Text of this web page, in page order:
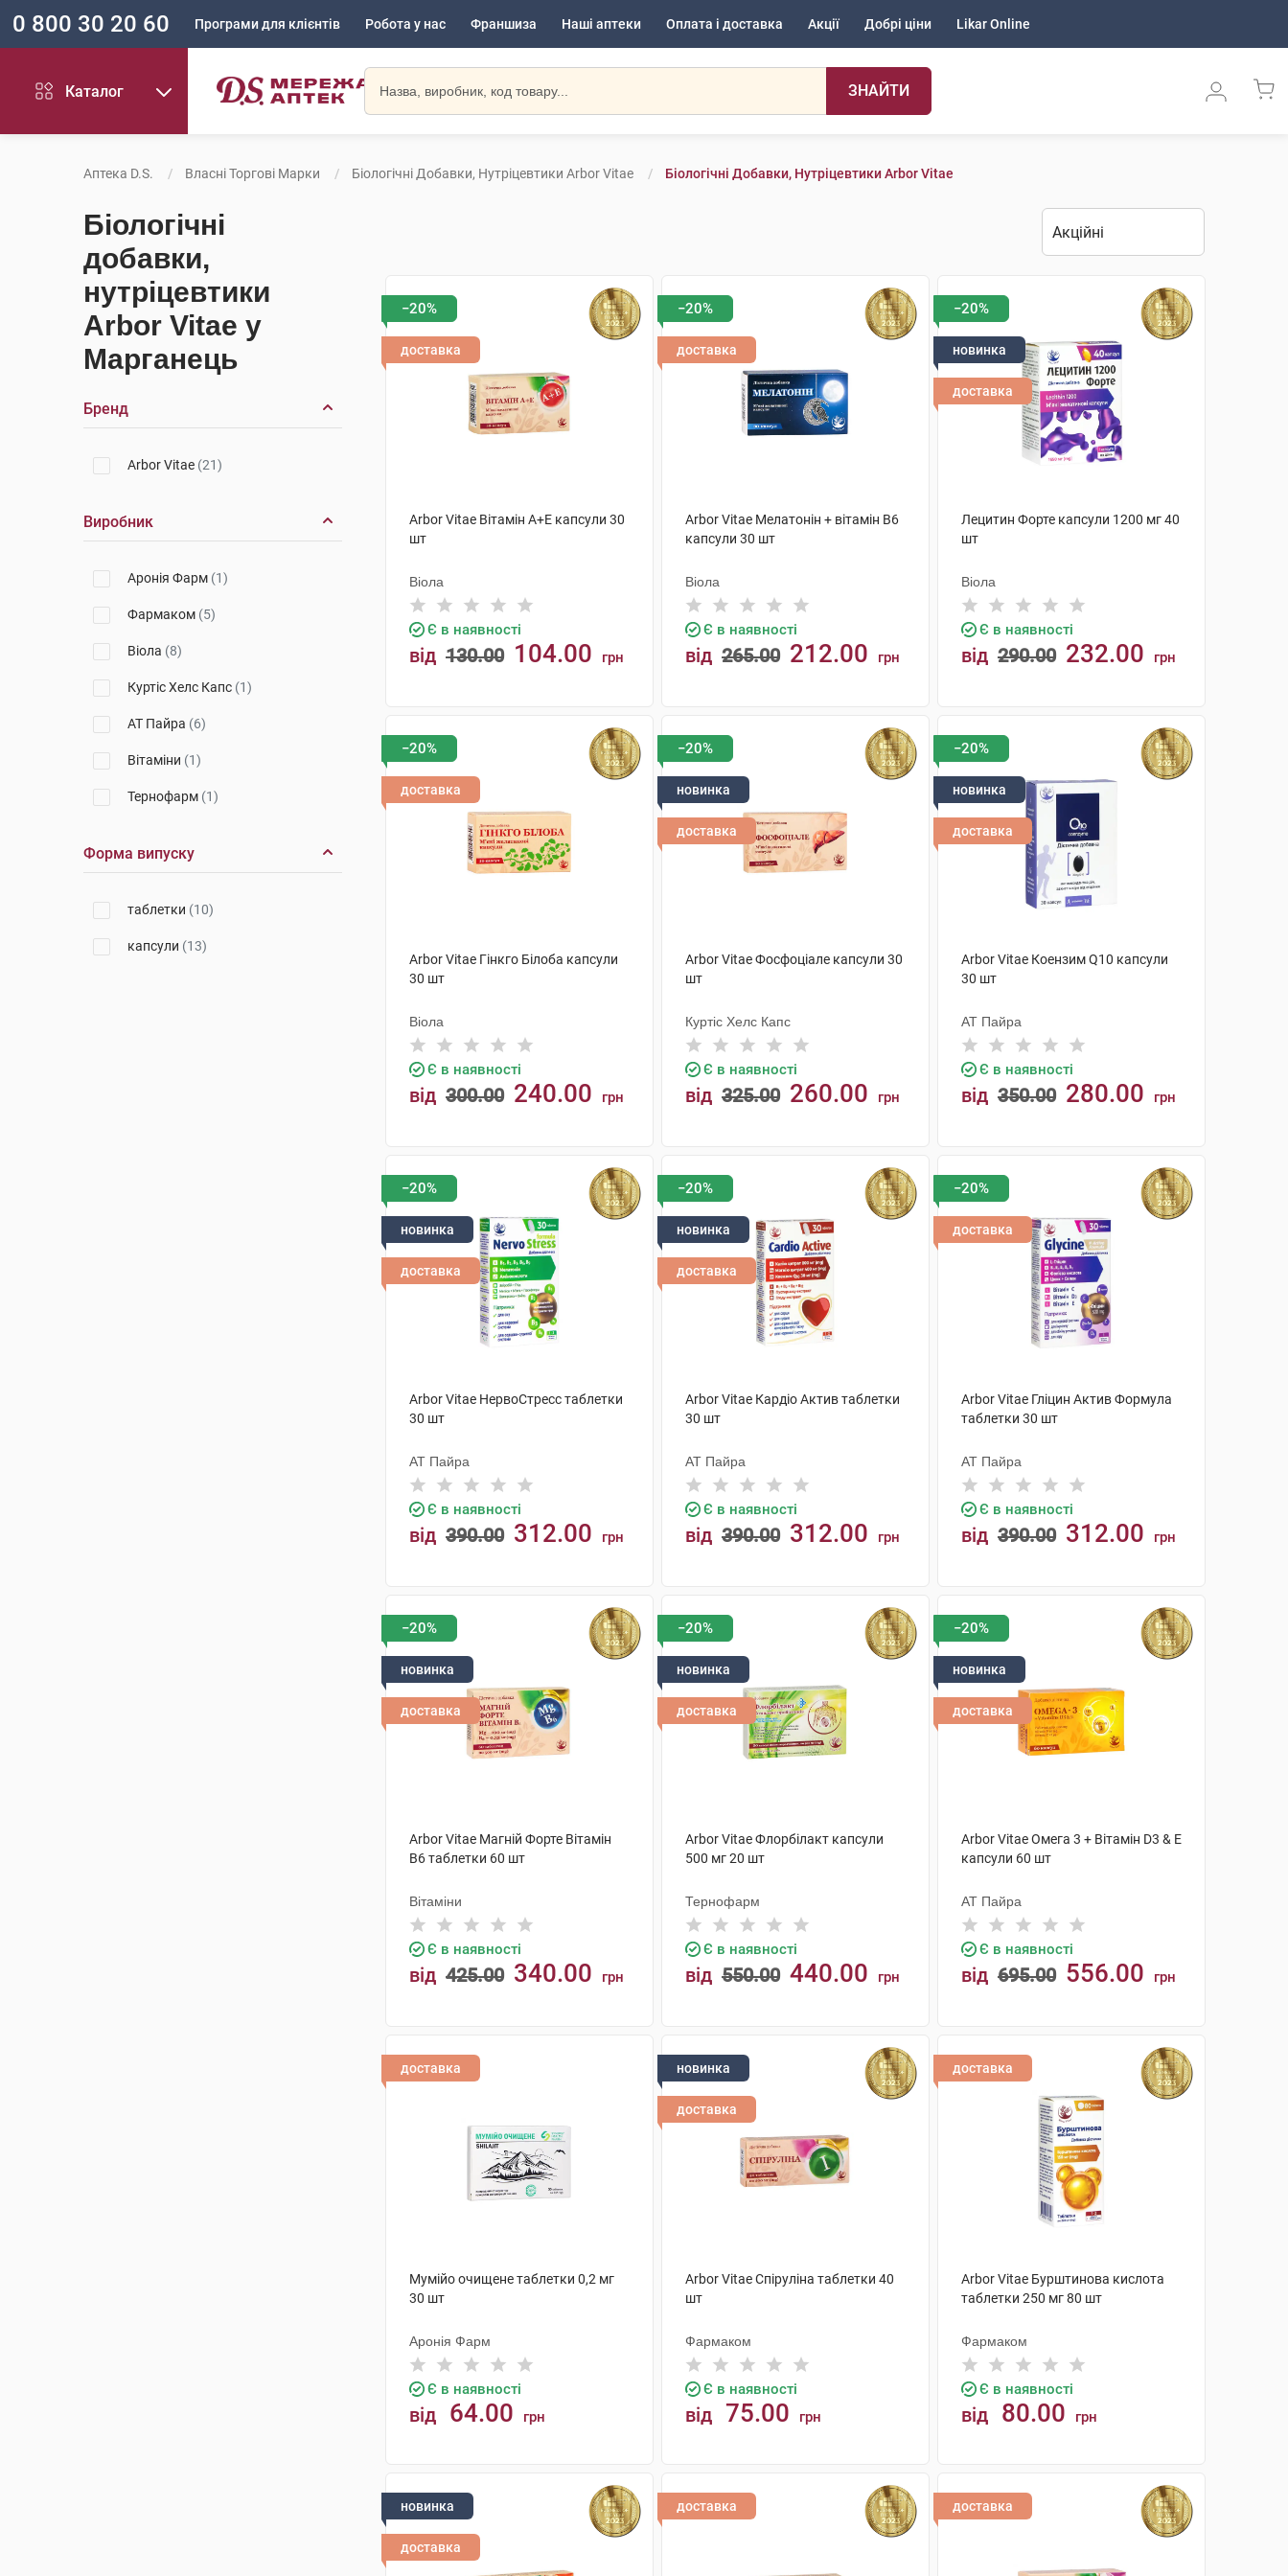
0 800 30 20 60 Програми для клієнтів Робота у нас Франшиза Наші аптеки Оплата і доставка Акції Добрі ціни Likar Online
Каталог ЗНАЙТИ
Аптека D.S. Власні Торгові Марки Біологічні Добавки, Нутріцевтики Arbor Vitae Біологічні Добавки, Нутріцевтики Arbor Vitae
Біологічні
добавки,
нутріцевтики
Arbor Vitae у
Марганець
Бренд
Arbor Vitae (21)
Виробник
Аронія Фарм (1)
Фармаком (5)
Віола (8)
Куртіс Хелс Капс (1)
АТ Пайра (6)
Вітаміни (1)
Тернофарм (1)
Форма випуску
таблетки (10)
капсули (13)
−20%
доставка
Arbor Vitae Вітамін A+Е капсули 30
шт
Віола
Є в наявності
від 130.00 104.00 грн
−20%
доставка
Arbor Vitae Мелатонін + вітамін В6
капсули 30 шт
Віола
Є в наявності
від 265.00 212.00 грн
−20%
новинка
доставка
Лецитин Форте капсули 1200 мг 40
шт
Віола
Є в наявності
від 290.00 232.00 грн
−20%
доставка
Arbor Vitae Гінкго Білоба капсули
30 шт
Віола
Є в наявності
від 300.00 240.00 грн
−20%
новинка
доставка
Arbor Vitae Фосфоціале капсули 30
шт
Куртіс Хелс Капс
Є в наявності
від 325.00 260.00 грн
−20%
новинка
доставка
Arbor Vitae Коензим Q10 капсули
30 шт
АТ Пайра
Є в наявності
від 350.00 280.00 грн
−20%
новинка
доставка
Arbor Vitae НервоСтресс таблетки
30 шт
АТ Пайра
Є в наявності
від 390.00 312.00 грн
−20%
новинка
доставка
Arbor Vitae Кардіо Актив таблетки
30 шт
АТ Пайра
Є в наявності
від 390.00 312.00 грн
−20%
доставка
Arbor Vitae Гліцин Актив Формула
таблетки 30 шт
АТ Пайра
Є в наявності
від 390.00 312.00 грн
−20%
новинка
доставка
Arbor Vitae Магній Форте Вітамін
В6 таблетки 60 шт
Вітаміни
Є в наявності
від 425.00 340.00 грн
−20%
новинка
доставка
Arbor Vitae Флорбілакт капсули
500 мг 20 шт
Тернофарм
Є в наявності
від 550.00 440.00 грн
−20%
новинка
доставка
Arbor Vitae Омега 3 + Вітамін D3 & Е
капсули 60 шт
АТ Пайра
Є в наявності
від 695.00 556.00 грн
доставка
Мумійо очищене таблетки 0,2 мг
30 шт
Аронія Фарм
Є в наявності
від 64.00 грн
новинка
доставка
Arbor Vitae Спіруліна таблетки 40
шт
Фармаком
Є в наявності
від 75.00 грн
доставка
Arbor Vitae Бурштинова кислота
таблетки 250 мг 80 шт
Фармаком
Є в наявності
від 80.00 грн
новинка
доставка
доставка доставка